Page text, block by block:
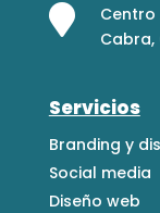

Centro
Servicios
Branding y
Social media
Diseño web